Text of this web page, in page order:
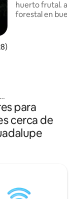
promedio: 4.97 de
huerto frutal.
forestal en buen
reponer energías.
para
cerca de